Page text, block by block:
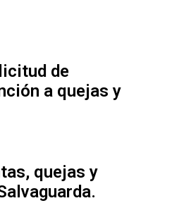
de
a quejas y
quejas y